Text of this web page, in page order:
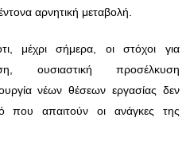
αρνητική μεταβολή.
μέχρι σήμερα, οι στόχοι για
ουσιαστική προσέλκυση
νέων θέσεων εργασίας δεν
που απαιτούν οι ανάγκες της